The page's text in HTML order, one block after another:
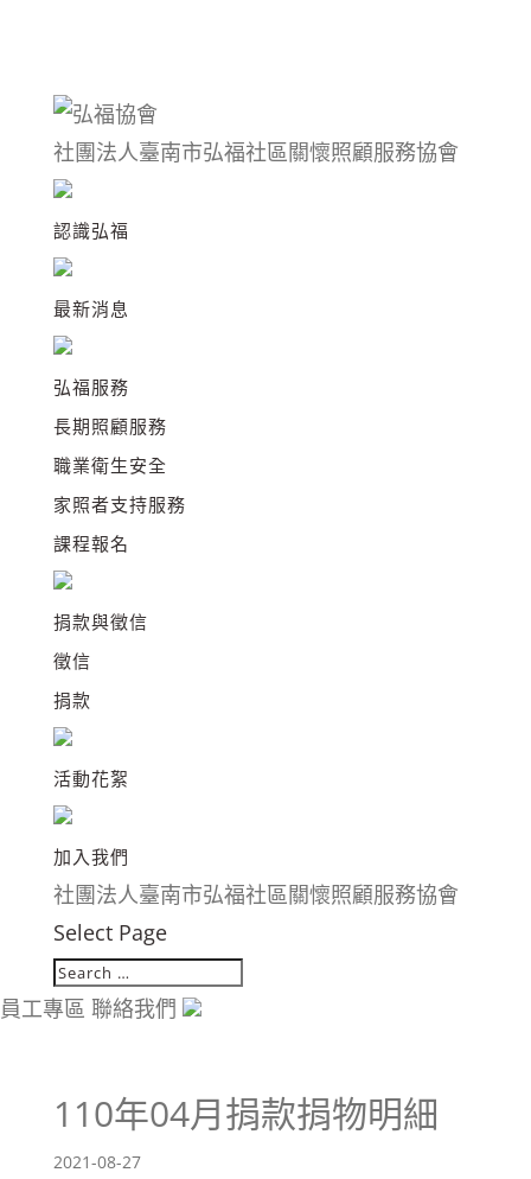
社團法人臺南市弘福社區關懷照顧服務協會
認識弘福
最新消息
弘福服務
長期照顧服務
職業衛生安全
家照者支持服務
課程報名
捐款與徵信
徵信
捐款
活動花絮
加入我們
社團法人臺南市弘福社區關懷照顧服務協會
Select Page
員工專區 聯絡我們
110年04月捐款捐物明細
2021-08-27